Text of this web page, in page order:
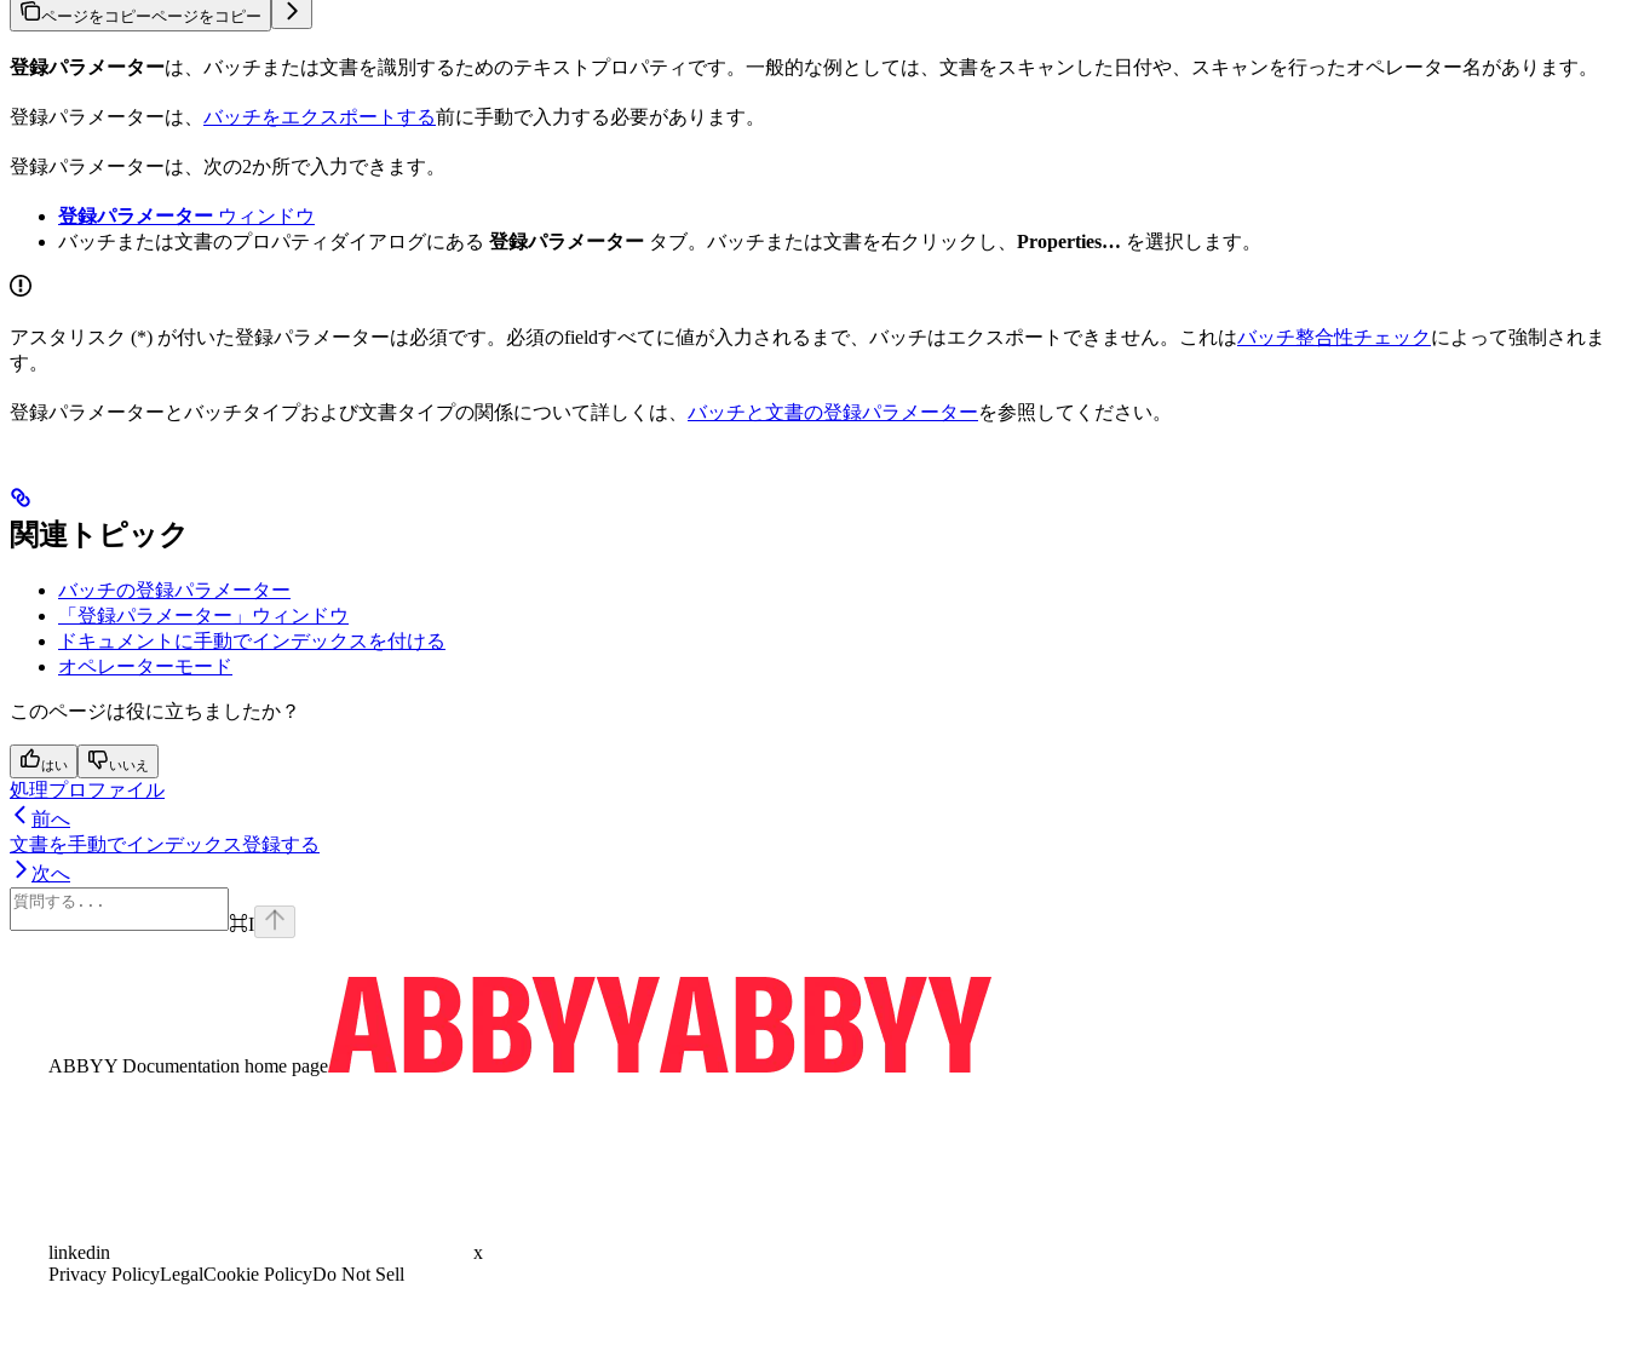
ページをコピーページをコピー
登録パラメーターは、バッチまたは文書を識別するためのテキストプロパティです。一般的な例としては、文書をスキャンした日付や、スキャンを行ったオペレーター名があります。
登録パラメーターは、 バッチをエクスポートする前に手動で入力する必要があります。
登録パラメーターは、次の2か所で入力できます。
登録パラメーター ウィンドウ
バッチまたは文書のプロパティダイアログにある 登録パラメーター タブ。バッチまたは文書を右クリックし、 Properties… を選択します。
アスタリスク (*) が付いた登録パラメーターは必須です。必須のfieldすべてに値が入力されるまで、バッチはエクスポートできません。これはバッチ整合性チェックによって強制されま
す。
登録パラメーターとバッチタイプおよび文書タイプの関係について詳しくは、 バッチと文書の登録パラメーターを参照してください。
関連トピック
バッチの登録パラメーター
「登録パラメーター」ウィンドウ
ドキュメントに手動でインデックスを付ける
オペレーターモード
このページは役に立ちましたか？
はい いいえ
処理プロファイル
前へ
文書を手動でインデックス登録する
次へ
⌘I
ABBYY Documentation home page
linkedin
x
Privacy PolicyLegalCookie PolicyDo Not Sell